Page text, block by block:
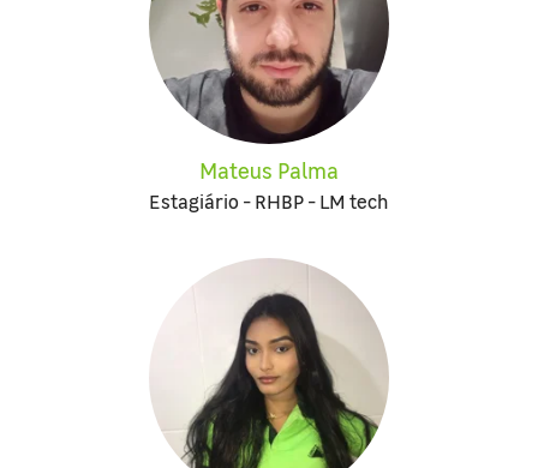
Mateus Palma
Estagiário - RHBP - LM tech